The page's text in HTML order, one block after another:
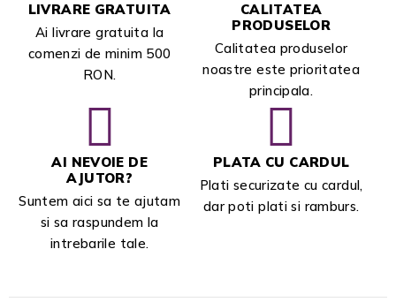
LIVRARE GRATUITA
Ai livrare gratuita la
comenzi de minim 500
RON.
CALITATEA
PRODUSELOR
Calitatea produselor
noastre este prioritatea
principala.
AI NEVOIE DE
AJUTOR?
Suntem aici sa te ajutam
si sa raspundem la
intrebarile tale.
PLATA CU CARDUL
Plati securizate cu cardul,
dar poti plati si ramburs.